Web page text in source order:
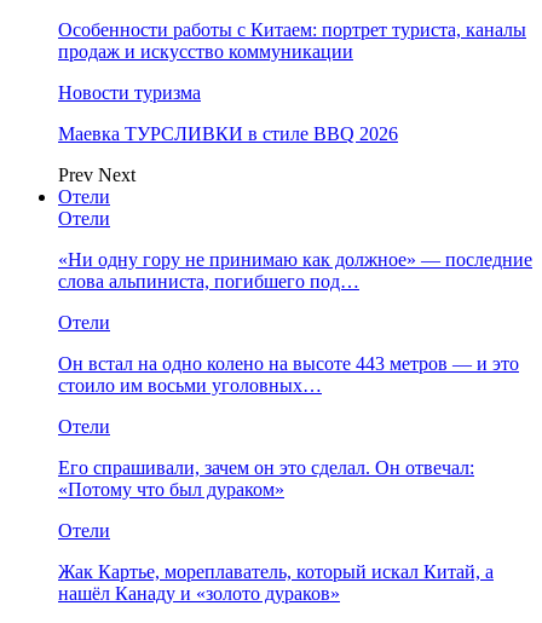
Особенности работы с Китаем: портрет туриста, каналы
продаж и искусство коммуникации
Новости туризма
Маевка ТУРСЛИВКИ в стиле BBQ 2026
Prev Next
Отели
Отели
«Ни одну гору не принимаю как должное» — последние
слова альпиниста, погибшего под…
Отели
Он встал на одно колено на высоте 443 метров — и это
стоило им восьми уголовных…
Отели
Его спрашивали, зачем он это сделал. Он отвечал:
«Потому что был дураком»
Отели
Жак Картье, мореплаватель, который искал Китай, а
нашёл Канаду и «золото дураков»